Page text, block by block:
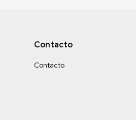
Contacto
Contacto